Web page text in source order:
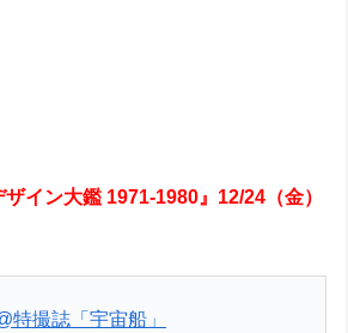
イン大鑑 1971-1980』12/24（金）
特撮誌「宇宙船」